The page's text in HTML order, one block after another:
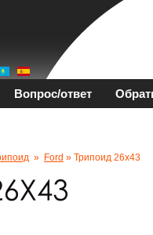
Вопрос/ответ
» Ford » Трипоид 26x43